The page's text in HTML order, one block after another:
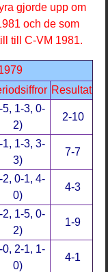
gjorde upp om
och de som
till C-VM 1981.
Resultat
5, 1-3, 0-
2)
2-10
1, 1-3, 3-
3)
7-7
2, 0-1, 4-
0)
4-3
2, 1-5, 0-
2)
1-9
0, 2-1, 1-
0)
4-1